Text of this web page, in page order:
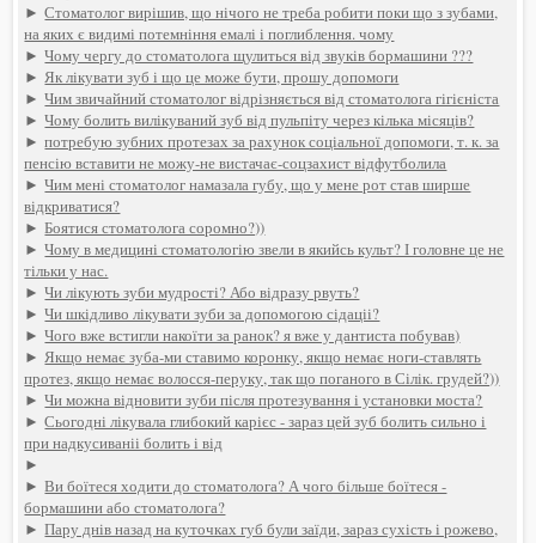
►Стоматолог вирішив, що нічого не треба робити поки що з зубами,
на яких є видимі потемніння емалі і поглиблення. чому
►Чому чергу до стоматолога щулиться від звуків бормашини ???
►Як лікувати зуб і що це може бути, прошу допомоги
►Чим звичайний стоматолог відрізняється від стоматолога гігієніста
►Чому болить вилікуваний зуб від пульпіту через кілька місяців?
►потребую зубних протезах за рахунок соціальної допомоги, т. к. за
пенсію вставити не можу-не вистачає-соцзахист відфутболила
►Чим мені стоматолог намазала губу, що у мене рот став ширше
відкриватися?
►Боятися стоматолога соромно?))
►Чому в медицині стоматологію звели в якийсь культ? І головне це не
тільки у нас.
►Чи лікують зуби мудрості? Або відразу рвуть?
►Чи шкідливо лікувати зуби за допомогою сідаціі?
►Чого вже встигли накоїти за ранок? я вже у дантиста побував)
►Якщо немає зуба-ми ставимо коронку, якщо немає ноги-ставлять
протез, якщо немає волосся-перуку, так що поганого в Сілік. грудей?))
►Чи можна відновити зуби після протезування і установки моста?
►Сьогодні лікувала глибокий карієс - зараз цей зуб болить сильно і
при надкусиваніі болить і від
►
►Ви боїтеся ходити до стоматолога? А чого більше боїтеся -
бормашини або стоматолога?
►Пару днів назад на куточках губ були заїди, зараз сухість і рожево,